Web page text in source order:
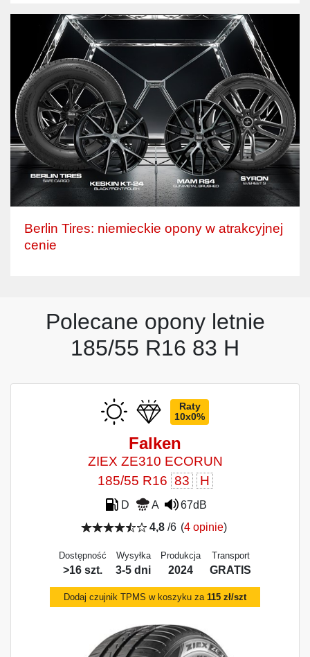
Berlin Tires: niemieckie opony w atrakcyjnej
cenie
Polecane opony letnie
185/55 R16 83 H
Raty
10x0%
Falken
ZIEX ZE310 ECORUN
185/55 R16 83 H
D A
67dB
4,8/6 (4 opinie)
Dostępność
>16 szt.
Wysyłka
3-5 dni
Produkcja
2024
Transport
GRATIS
Dodaj czujnik TPMS w koszyku za 115 zł/szt